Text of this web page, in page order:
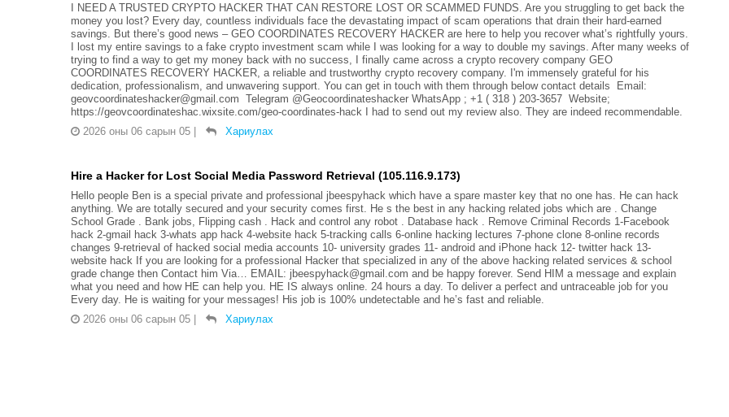
I NEED A TRUSTED CRYPTO HACKER THAT CAN RESTORE LOST OR SCAMMED FUNDS. Are you struggling to get back the
money you lost? Every day, countless individuals face the devastating impact of scam operations that drain their hard-earned
savings. But there’s good news – GEO COORDINATES RECOVERY HACKER are here to help you recover what’s rightfully yours.
I lost my entire savings to a fake crypto investment scam while I was looking for a way to double my savings. After many weeks of
trying to find a way to get my money back with no success, I finally came across a crypto recovery company GEO
COORDINATES RECOVERY HACKER, a reliable and trustworthy crypto recovery company. I'm immensely grateful for his
dedication, professionalism, and unwavering support. You can get in touch with them through below contact details Email:
geovcoordinateshacker@gmail.com Telegram @Geocoordinateshacker WhatsApp ; +1 ( 318 ) 203-3657 Website;
https://geovcoordinateshac.wixsite.com/geo-coordinates-hack I had to send out my review also. They are indeed recommendable.
2026 оны 06 сарын 05
Хариулах
Hire a Hacker for Lost Social Media Password Retrieval (105.116.9.173)
Hello people Ben is a special private and professional jbeespyhack which have a spare master key that no one has. He can hack
anything. We are totally secured and your security comes first. He s the best in any hacking related jobs which are . Change
School Grade . Bank jobs, Flipping cash . Hack and control any robot . Database hack . Remove Criminal Records 1-Facebook
hack 2-gmail hack 3-whats app hack 4-website hack 5-tracking calls 6-online hacking lectures 7-phone clone 8-online records
changes 9-retrieval of hacked social media accounts 10- university grades 11- android and iPhone hack 12- twitter hack 13-
website hack If you are looking for a professional Hacker that specialized in any of the above hacking related services & school
grade change then Contact him Via… EMAIL: jbeespyhack@gmail.com and be happy forever. Send HIM a message and explain
what you need and how HE can help you. HE IS always online. 24 hours a day. To deliver a perfect and untraceable job for you
Every day. He is waiting for your messages! His job is 100% undetectable and he’s fast and reliable.
2026 оны 06 сарын 05
Хариулах